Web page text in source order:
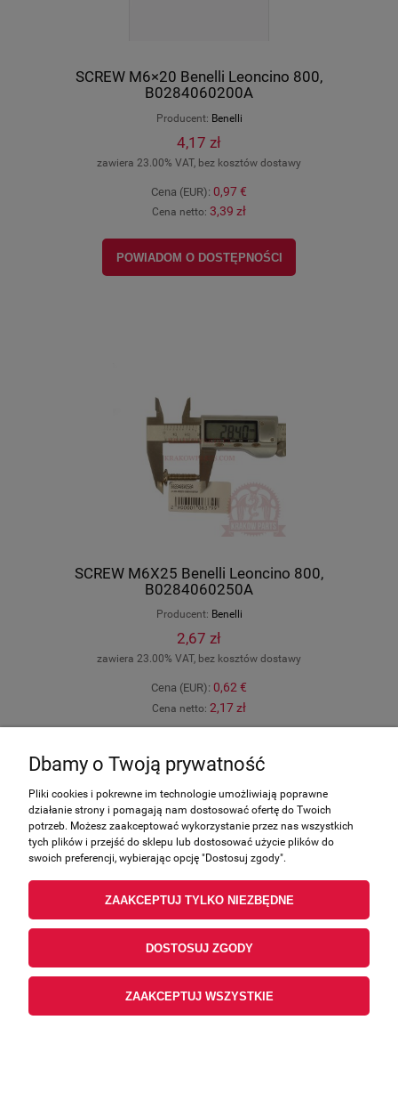
SCREW M6×20 Benelli Leoncino 800,
B0284060200A
Producent: Benelli
4,17 zł
zawiera 23.00% VAT, bez kosztów dostawy
Cena (EUR): 0,97 €
Cena netto: 3,39 zł
POWIADOM O DOSTĘPNOŚCI
SCREW M6X25 Benelli Leoncino 800,
B0284060250A
Producent: Benelli
2,67 zł
zawiera 23.00% VAT, bez kosztów dostawy
Cena (EUR): 0,62 €
Cena netto: 2,17 zł
POWIADOM O DOSTĘPNOŚCI
Dbamy o Twoją prywatność
Pliki cookies i pokrewne im technologie umożliwiają poprawne
działanie strony i pomagają nam dostosować ofertę do Twoich
potrzeb. Możesz zaakceptować wykorzystanie przez nas wszystkich
tych plików i przejść do sklepu lub dostosować użycie plików do
swoich preferencji, wybierając opcję "Dostosuj zgody".
ZAAKCEPTUJ TYLKO NIEZBĘDNE
DOSTOSUJ ZGODY
ZAAKCEPTUJ WSZYSTKIE